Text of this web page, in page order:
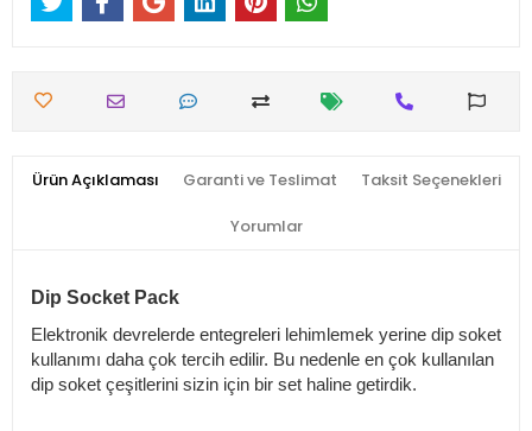
Ürün Açıklaması Garanti ve Teslimat Taksit Seçenekleri
Yorumlar
Dip Socket Pack
Elektronik devrelerde entegreleri lehimlemek yerine dip soket
kullanımı daha çok tercih edilir. Bu nedenle en çok kullanılan
dip soket çeşitlerini sizin için bir set haline getirdik.